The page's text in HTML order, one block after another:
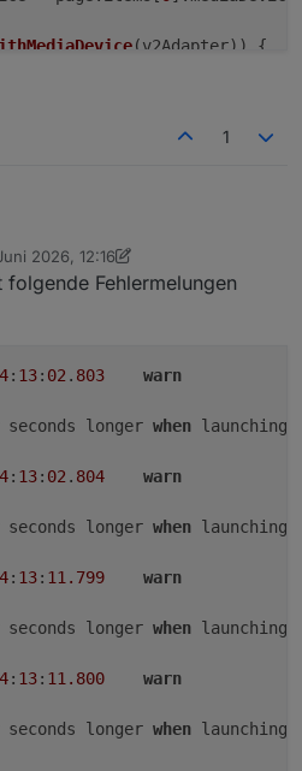
(v2Adapter)) {
items[0].alwaysOnDisplay
items 0]. alwaysOnDisplay
=
SendToPanel
({payload
if (v2Adapter == 'sonos') {
}
else if (v2Adapter ==
setState(vInstance +
}
type == 'cardMedia'
(page.items[
1
2026, 12:16
australien
Fehlermelungen
: 13: 02. 803 warn
seconds longer when launching
: 13: 02. 804 warn
seconds longer when launching
: 13: 11.799 warn
seconds longer when launching
: 13: 11.800 warn
seconds longer when launching